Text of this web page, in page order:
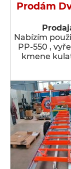
Prodám
Nabízím
PP-550 ,
kmene